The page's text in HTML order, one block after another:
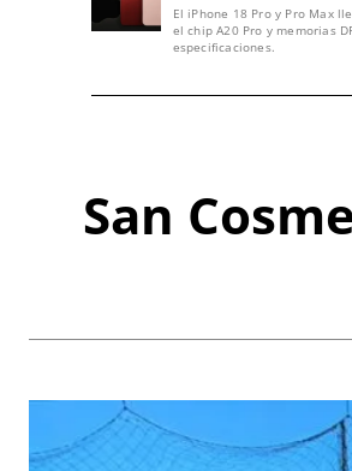
El iPhone 18 Pro y Pro Max
el chip A20 Pro y memorias
especificaciones.
San